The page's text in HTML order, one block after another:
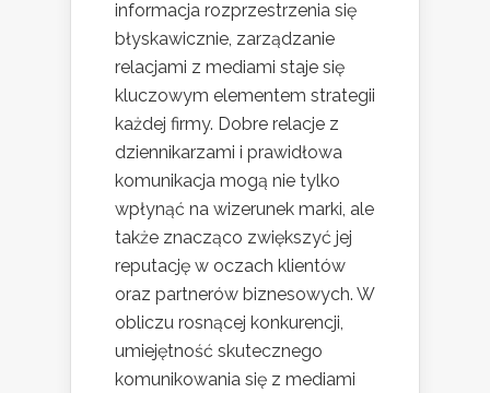
informacja rozprzestrzenia się
błyskawicznie, zarządzanie
relacjami z mediami staje się
kluczowym elementem strategii
każdej firmy. Dobre relacje z
dziennikarzami i prawidłowa
komunikacja mogą nie tylko
wpłynąć na wizerunek marki, ale
także znacząco zwiększyć jej
reputację w oczach klientów
oraz partnerów biznesowych. W
obliczu rosnącej konkurencji,
umiejętność skutecznego
komunikowania się z mediami